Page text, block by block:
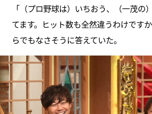
「（プロ野球は）いちおう、（一茂の
てます。ヒット数も全然違うわけです
らでもなさそうに答えていた。